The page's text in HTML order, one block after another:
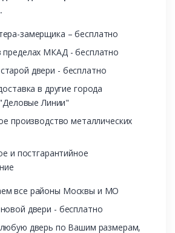
замерщика – бесплатно
пределах МКАД - бесплатно
двери - бесплатно
в другие города
Линии"
производство металлических
и постгарантийное
все районы Москвы и МО
двери - бесплатно
дверь по Вашим размерам,